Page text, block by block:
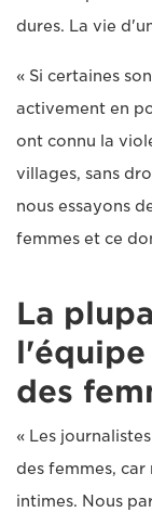
dures. La vie
« Si certaines
activement en
ont connu la
villages, sans
nous essayons
femmes et ce
La
des
« Les
des femmes,
intimes. Nous